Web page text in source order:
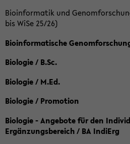
Bioinformatik und
bis WiSe 25/26)
Bioinformatische
Biologie / B.Sc.
Biologie / M.Ed.
Biologie / Promotion
Biologie - Angebote für den
Ergänzungsbereich / BA IndiErg